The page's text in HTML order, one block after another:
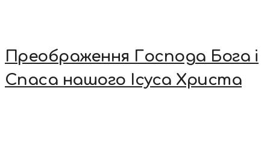
Преображення Господа Бога і
Спаса нашого Ісуса Христа